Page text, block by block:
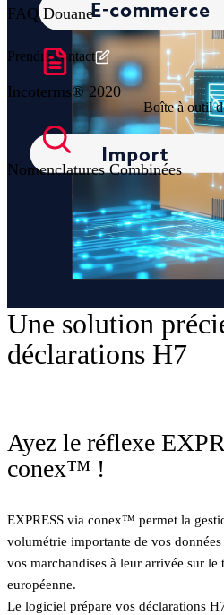
Prendre contact
Boîte à outil
Une solution
déclarations H7
Ayez le réflexe
conex™ !
EXPRESS via conex™ permet la
volumétrie importante de vos
vos marchandises à leur arrivée sur
européenne.
Le logiciel prépare vos déclarations
FAQ Douane
Incoterms® 2020
Nomenclatures Combinées